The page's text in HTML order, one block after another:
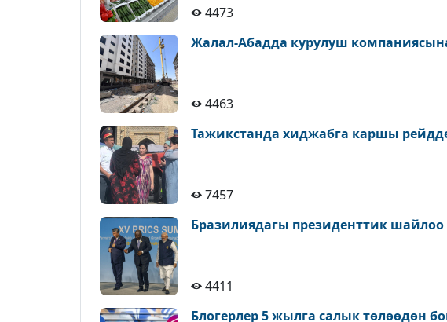
4473
Жалал-Абадда курулуш
4463
Тажикстанда хиджабга каршы
7457
Бразилиядагы президенттик
4411
Блогерлер 5 жылга салык төлөөдөн